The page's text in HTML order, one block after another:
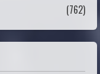
(762)